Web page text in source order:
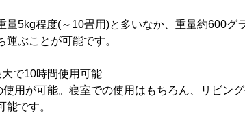
5kg程度(～10畳用)と多いなか、重量約600グ
ぶことが可能です。
で10時間使用可能
用が可能。寝室での使用はもちろん、リビング
です。